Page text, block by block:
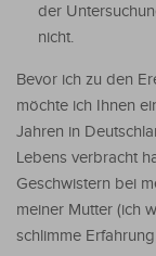
der
nicht.
Bevor ich zu den
möchte ich Ihnen
Jahren in
Lebens verbracht
Geschwistern bei
meiner Mutter (ich
schlimme